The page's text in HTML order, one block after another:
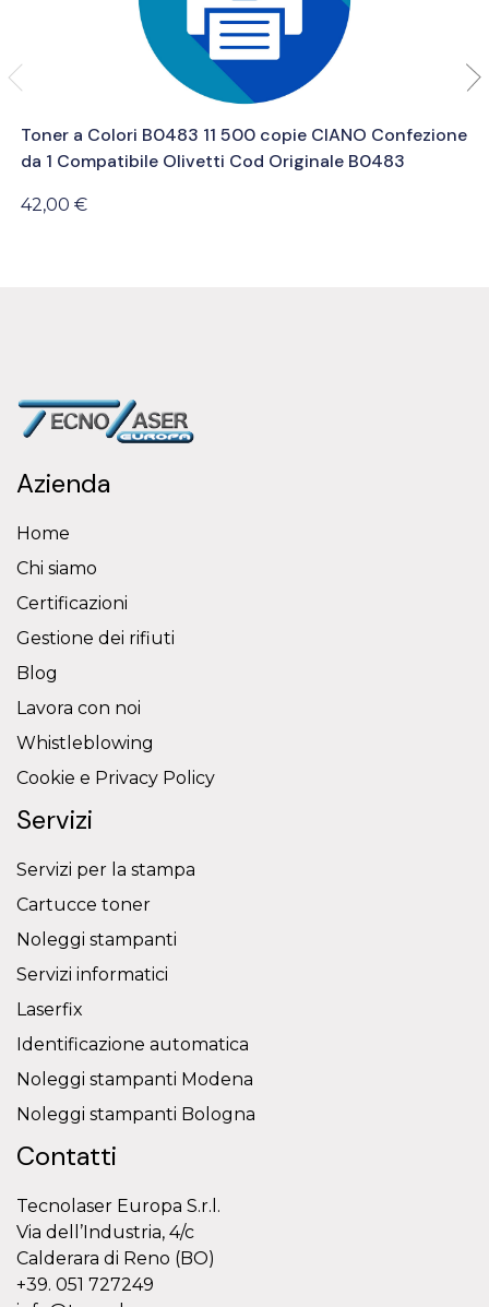
Toner a Colori B0483 11 500 copie CIANO Confezione
da 1 Compatibile Olivetti Cod Originale B0483
42,00 €
Azienda
Home
Chi siamo
Certificazioni
Gestione dei rifiuti
Blog
Lavora con noi
Whistleblowing
Cookie e Privacy Policy
Servizi
Servizi per la stampa
Cartucce toner
Noleggi stampanti
Servizi informatici
Laserfix
Identificazione automatica
Noleggi stampanti Modena
Noleggi stampanti Bologna
Contatti
Tecnolaser Europa S.r.l.
Via dell’Industria, 4/c
Calderara di Reno (BO)
+39. 051 727249